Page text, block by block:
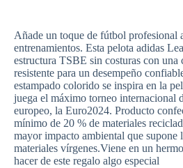
Añade un toque de fútbol profesional
entrenamientos. Esta pelota adidas
estructura TSBE sin costuras con una
resistente para un desempeño
estampado colorido se inspira en la
juega el máximo torneo internacional
europeo, la Euro2024. Producto
mínimo de 20 % de materiales
mayor impacto ambiental que supone
materiales vírgenes.Viene en un
hacer de este regalo algo especial